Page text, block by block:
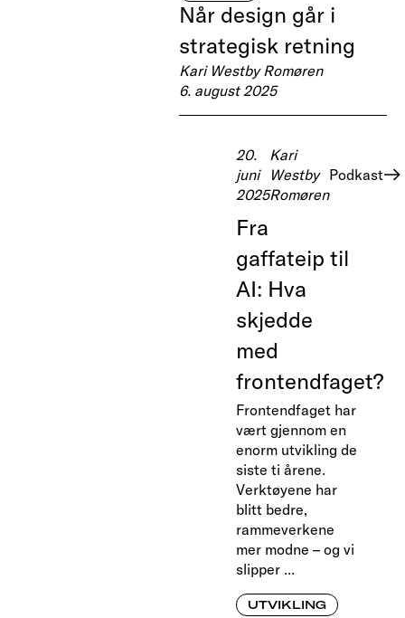
Når design går i
strategisk retning
Kari Westby Romøren
6. august 2025
20.
juni
2025
Kari
Westby
Romøren
Podkast
Fra
gaffateip til
AI: Hva
skjedde
med
frontendfaget?
Frontendfaget har
vært gjennom en
enorm utvikling de
siste ti årene.
Verktøyene har
blitt bedre,
rammeverkene
mer modne – og vi
slipper ...
UTVIKLING